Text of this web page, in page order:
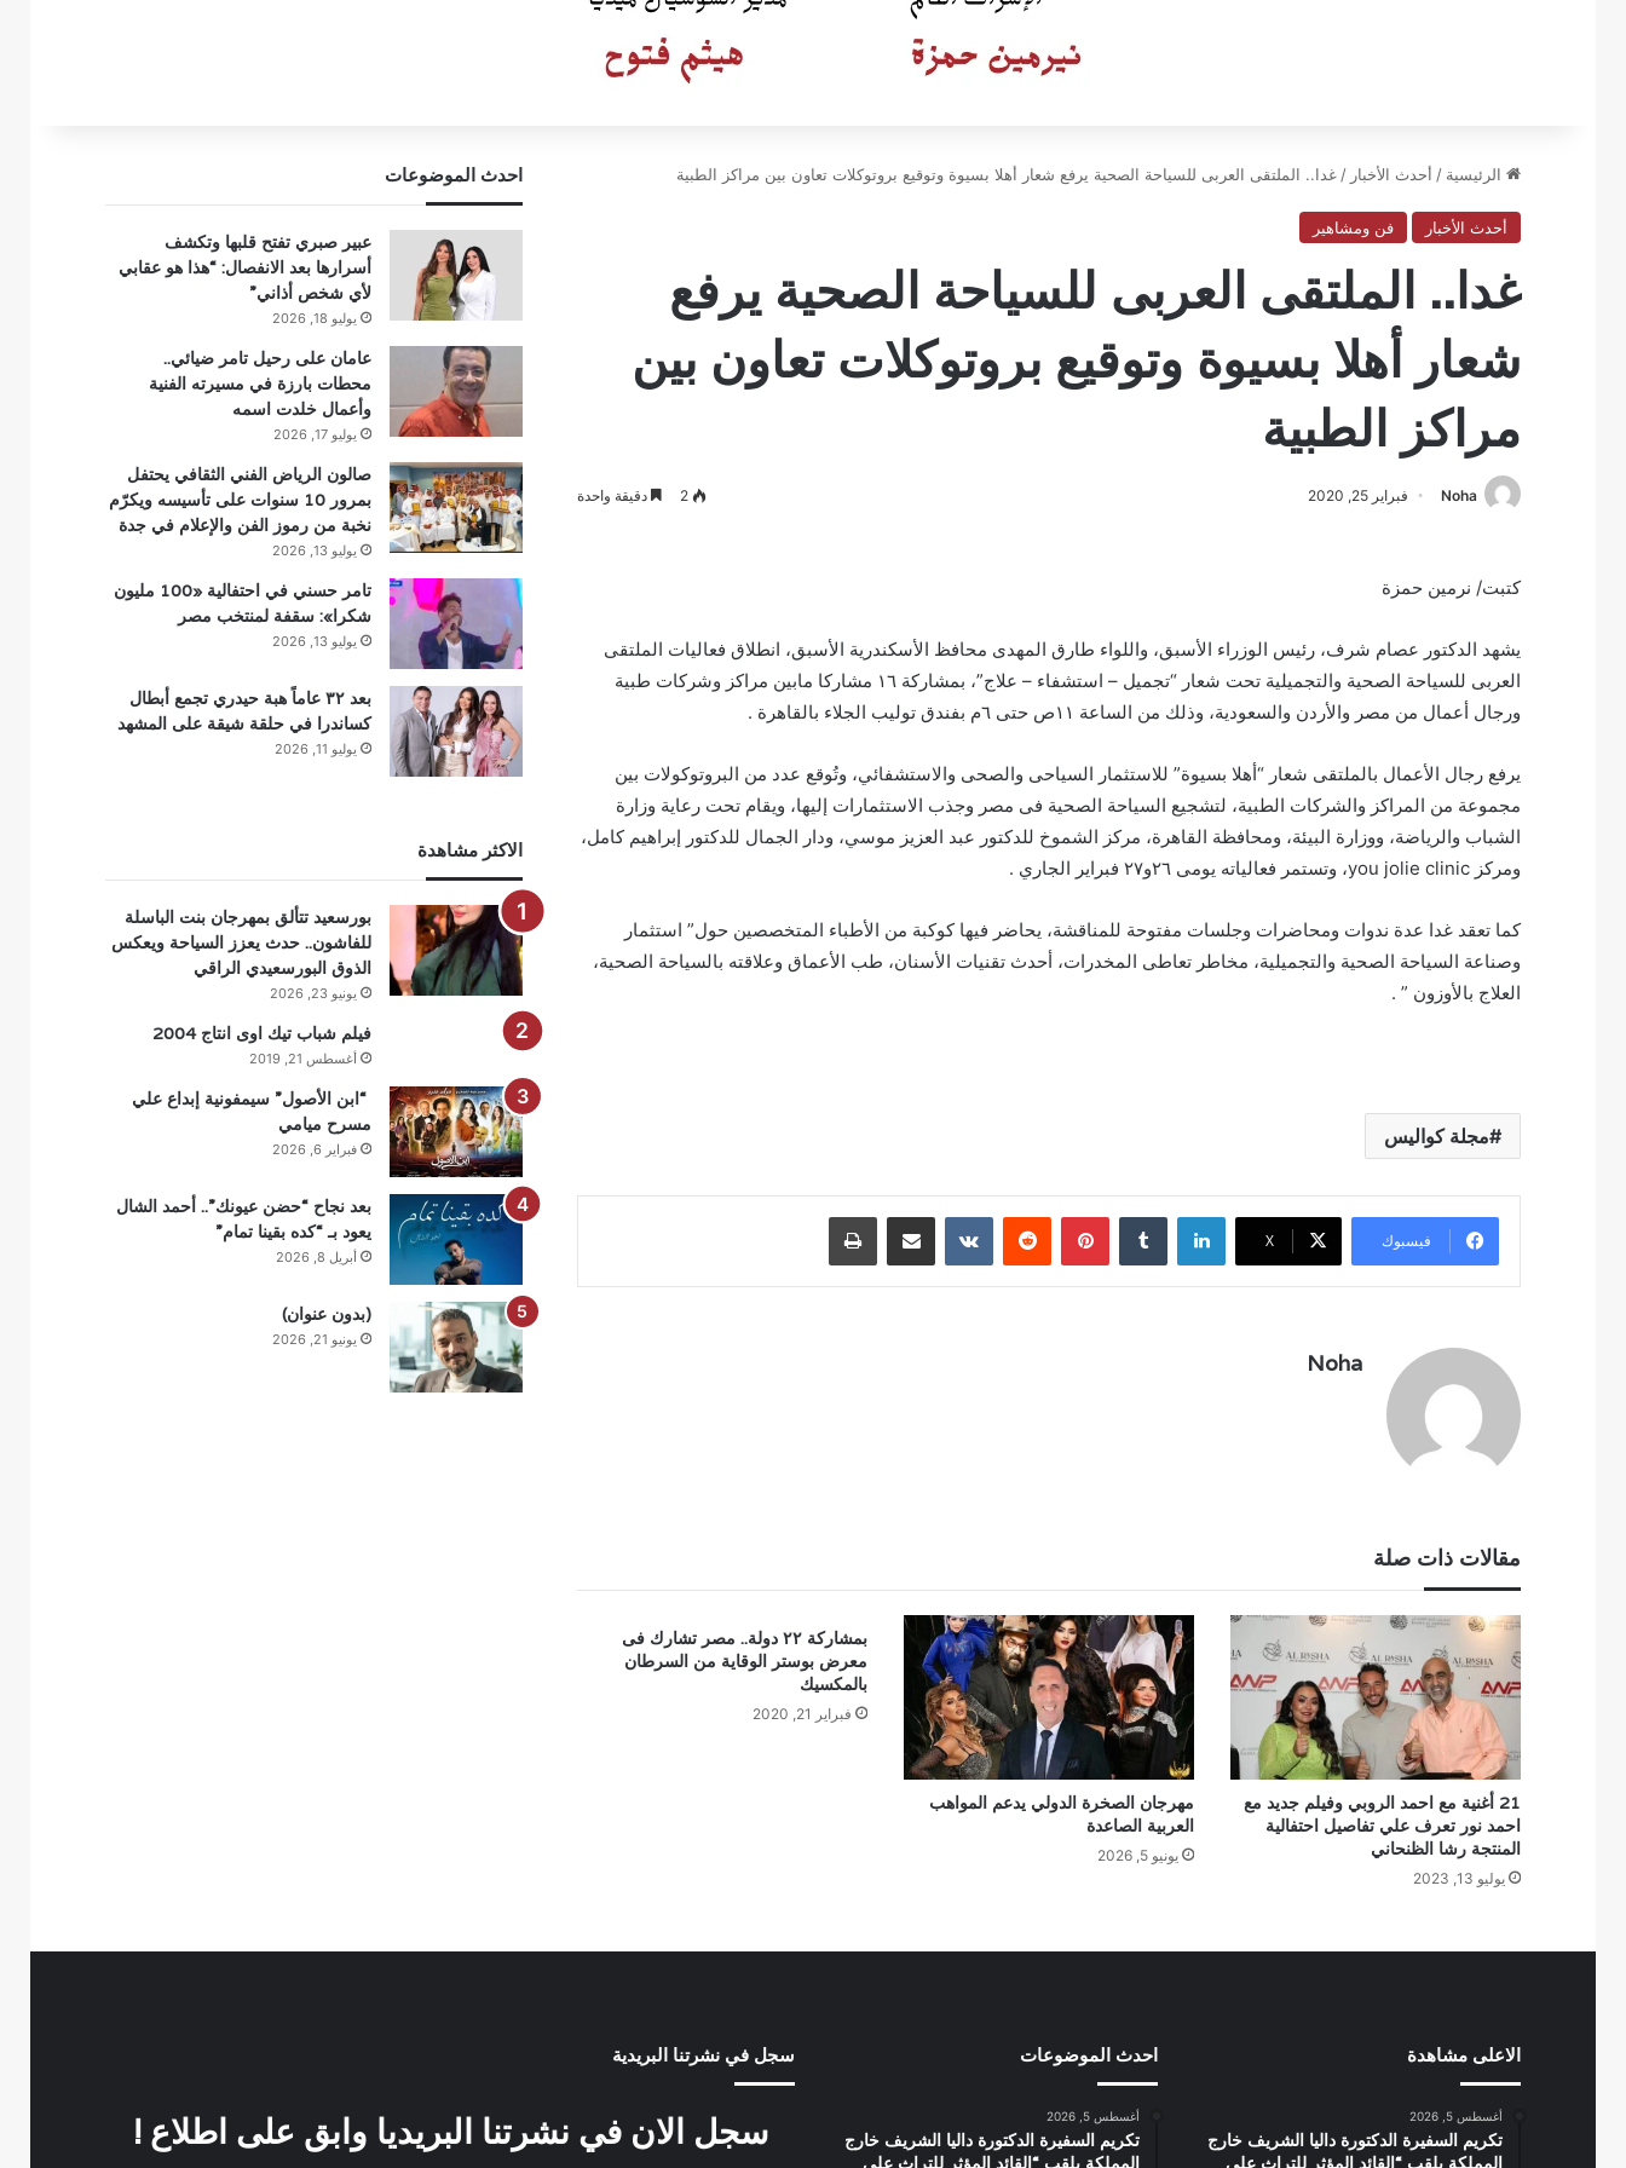
الرئيسية / أحدث الأخبار / غدا.. الملتقى العربى للسياحة الصحية يرفع شعار أهلا بسيوة وتوقيع بروتوكلات تعاون بين مراكز الطبية
أحدث الأخبار فن ومشاهير
غدا.. الملتقى العربى للسياحة الصحية يرفع
شعار أهلا بسيوة وتوقيع بروتوكلات تعاون بين
مراكز الطبية
Noha فبراير 25, 2020 2 دقيقة واحدة
كتبت/ نرمين حمزة
يشهد الدكتور عصام شرف، رئيس الوزراء الأسبق، واللواء طارق المهدى محافظ الأسكندرية الأسبق، انطلاق فعاليات الملتقى
العربى للسياحة الصحية والتجميلية تحت شعار “تجميل – استشفاء – علاج”، بمشاركة ١٦ مشاركا مابين مراكز وشركات طبية
ورجال أعمال من مصر والأردن والسعودية، وذلك من الساعة ١١ص حتى ٦م بفندق توليب الجلاء بالقاهرة .
يرفع رجال الأعمال بالملتقى شعار “أهلا بسيوة” للاستثمار السياحى والصحى والاستشفائي، وتُوقع عدد من البروتوكولات بين
مجموعة من المراكز والشركات الطبية، لتشجيع السياحة الصحية فى مصر وجذب الاستثمارات إليها، ويقام تحت رعاية وزارة
الشباب والرياضة، ووزارة البيئة، ومحافظة القاهرة، مركز الشموخ للدكتور عبد العزيز موسي، ودار الجمال للدكتور إبراهيم كامل،
ومركز you jolie clinic، وتستمر فعالياته يومى ٢٦و٢٧ فبراير الجاري .
كما تعقد غدا عدة ندوات ومحاضرات وجلسات مفتوحة للمناقشة، يحاضر فيها كوكبة من الأطباء المتخصصين حول” استثمار
وصناعة السياحة الصحية والتجميلية، مخاطر تعاطى المخدرات، أحدث تقنيات الأسنان، طب الأعماق وعلاقته بالسياحة الصحية،
العلاج بالأوزون ” .
مجلة كواليس
فيسبوك ‫X
لينكدإن بينتيريست مشاركة عبر البريد طباعة
Noha
مقالات ذات صلة
21 أغنية مع احمد الروبي وفيلم جديد مع
احمد نور تعرف علي تفاصيل احتفالية
المنتجة رشا الظنحاني
يوليو 13, 2023
مهرجان الصخرة الدولي يدعم المواهب
العربية الصاعدة
يونيو 5, 2026
بمشاركة ٢٢ دولة.. مصر تشارك فى
معرض بوستر الوقاية من السرطان
بالمكسيك
فبراير 21, 2020
احدث الموضوعات
عبير صبري تفتح قلبها وتكشف
أسرارها بعد الانفصال: “هذا هو عقابي
لأي شخص أذاني”
يوليو 18, 2026
عامان على رحيل تامر ضيائي..
محطات بارزة في مسيرته الفنية
وأعمال خلدت اسمه
يوليو 17, 2026
صالون الرياض الفني الثقافي يحتفل
بمرور 10 سنوات على تأسيسه ويكرّم
نخبة من رموز الفن والإعلام في جدة
يوليو 13, 2026
تامر حسني في احتفالية «100 مليون
شكرا»: سقفة لمنتخب مصر
يوليو 13, 2026
بعد ٣٢ عاماً هبة حيدري تجمع أبطال
كساندرا في حلقة شيقة على المشهد
يوليو 11, 2026
الاكثر مشاهدة
بورسعيد تتألق بمهرجان بنت الباسلة
للفاشون.. حدث يعزز السياحة ويعكس
الذوق البورسعيدي الراقي
يونيو 23, 2026
فيلم شباب تيك اوى انتاج 2004
أغسطس 21, 2019
“ابن الأصول” سيمفونية إبداع علي
مسرح ميامي
فبراير 6, 2026
بعد نجاح “حضن عيونك”.. أحمد الشال
يعود بـ “كده بقينا تمام”
أبريل 8, 2026
(بدون عنوان)
يونيو 21, 2026
الاعلى مشاهدة
أغسطس 5, 2026
تكريم السفيرة الدكتورة داليا الشريف خارج
المملكة بلقب “القائد المؤثر للتراث على
احدث الموضوعات
أغسطس 5, 2026
تكريم السفيرة الدكتورة داليا الشريف خارج
المملكة بلقب “القائد المؤثر للتراث على
سجل في نشرتنا البريدية
سجل الان في نشرتنا البريديا وابق على اطلاع !